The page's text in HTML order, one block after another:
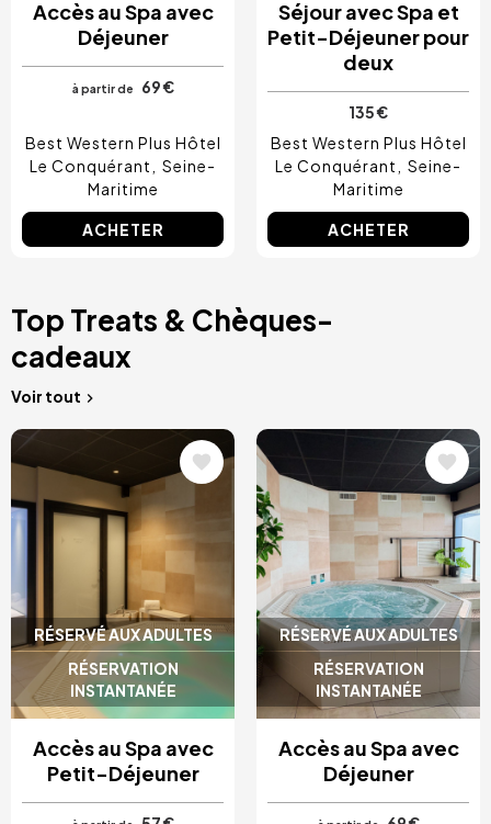
Accès au Spa avec
Déjeuner
à partir de 69 €
Best Western Plus Hôtel
Le Conquérant
Seine-
Maritime
ACHETER
Séjour avec Spa et
Petit-Déjeuner pour
deux
135 €
Best Western Plus Hôtel
Le Conquérant
Seine-
Maritime
ACHETER
Top Treats & Chèques-
cadeaux
Voir tout
RÉSERVÉ AUX ADULTES
RÉSERVATION
INSTANTANÉE
Image
Accès au Spa avec
Petit-Déjeuner
RÉSERVÉ AUX ADULTES
RÉSERVATION
INSTANTANÉE
Image
Accès au Spa avec
Déjeuner